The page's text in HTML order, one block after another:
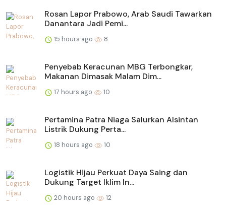
Rosan Lapor Prabowo, Arab Saudi Tawarkan
Danantara Jadi Pemi...
15 hours ago 8
Penyebab Keracunan MBG Terbongkar,
Makanan Dimasak Malam Dim...
17 hours ago 10
Pertamina Patra Niaga Salurkan Alsintan
Listrik Dukung Perta...
18 hours ago 10
Logistik Hijau Perkuat Daya Saing dan
Dukung Target Iklim In...
20 hours ago 12